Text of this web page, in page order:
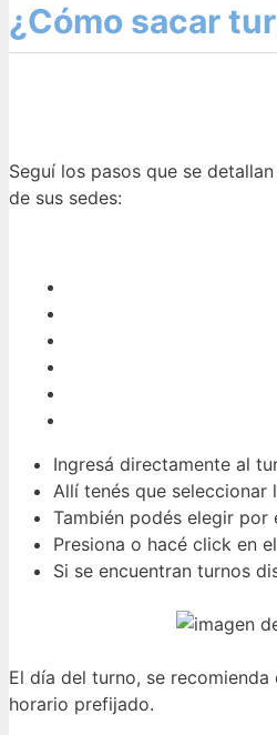
¿Cómo sacar
Seguí los pasos que se
de sus sedes:
Ingresá directamente al
Allí tenés que seleccionar
También podés elegir
Presiona o hacé click en
Si se encuentran turnos
El día del turno, se
horario prefijado.